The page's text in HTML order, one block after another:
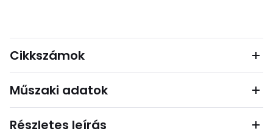
Cikkszámok
Műszaki adatok
Részletes leírás